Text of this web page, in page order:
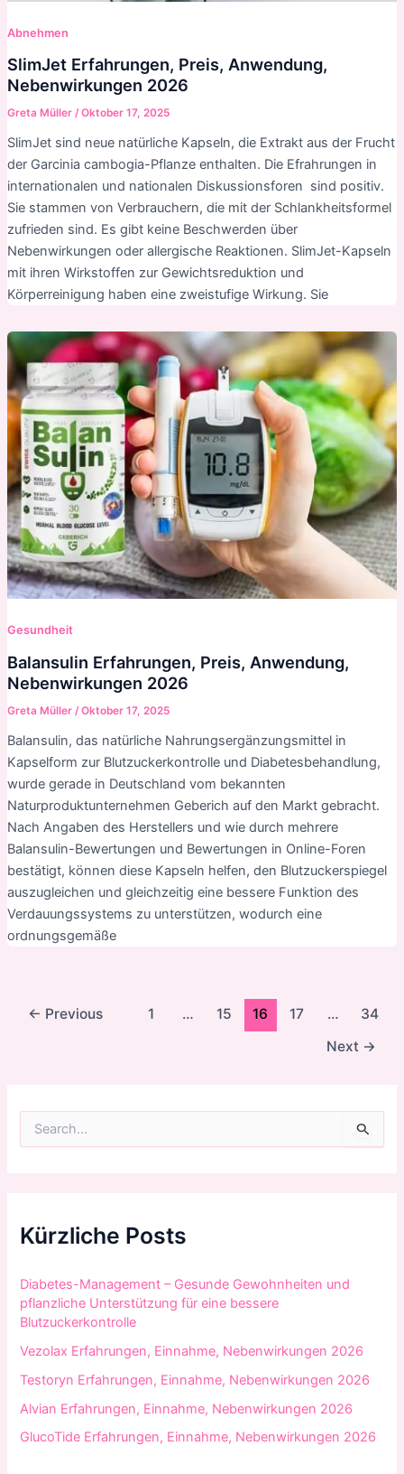
Abnehmen
SlimJet Erfahrungen, Preis, Anwendung,
Nebenwirkungen 2026
Greta Müller /Oktober 17, 2025
SlimJet sind neue natürliche Kapseln, die Extrakt aus der Frucht
der Garcinia cambogia-Pflanze enthalten. Die Efrahrungen in
internationalen und nationalen Diskussionsforen sind positiv.
Sie stammen von Verbrauchern, die mit der Schlankheitsformel
zufrieden sind. Es gibt keine Beschwerden über
Nebenwirkungen oder allergische Reaktionen. SlimJet-Kapseln
mit ihren Wirkstoffen zur Gewichtsreduktion und
Körperreinigung haben eine zweistufige Wirkung. Sie
Gesundheit
Balansulin Erfahrungen, Preis, Anwendung,
Nebenwirkungen 2026
Greta Müller /Oktober 17, 2025
Balansulin, das natürliche Nahrungsergänzungsmittel in
Kapselform zur Blutzuckerkontrolle und Diabetesbehandlung,
wurde gerade in Deutschland vom bekannten
Naturproduktunternehmen Geberich auf den Markt gebracht.
Nach Angaben des Herstellers und wie durch mehrere
Balansulin-Bewertungen und Bewertungen in Online-Foren
bestätigt, können diese Kapseln helfen, den Blutzuckerspiegel
auszugleichen und gleichzeitig eine bessere Funktion des
Verdauungssystems zu unterstützen, wodurch eine
ordnungsgemäße
Post← Previous 1 … 15 16 17 …
34
Next →
n
a
h
:
Kürzliche Posts
Diabetes-Management – Gesunde Gewohnheiten und
pflanzliche Unterstützung für eine bessere
Blutzuckerkontrolle
Vezolax Erfahrungen, Einnahme, Nebenwirkungen 2026
Testoryn Erfahrungen, Einnahme, Nebenwirkungen 2026
Alvian Erfahrungen, Einnahme, Nebenwirkungen 2026
GlucoTide Erfahrungen, Einnahme, Nebenwirkungen 2026